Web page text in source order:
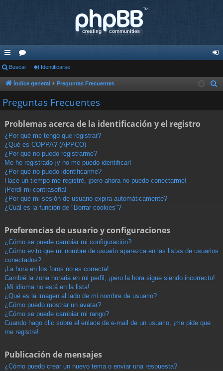
nl
ac
es
pi
do
s
or
os nti
Buscar Identificarse
Índice general Preguntas Frecuentes
Preguntas Frecuentes
Problemas acerca de la identificación y el registro
¿Por qué me tengo que registrar?
¿Qué es COPPA? (APPCO)
¿Por qué no puedo registrarme?
Me he registrado ¡y no me puedo identificar!
¿Por qué no puedo identificarme?
Hace un tiempo me registré, ¡pero ahora no puedo conectarme!
¡Perdí mi contraseña!
¿Por qué mi sesión de usuario expira automáticamente?
¿Cuál es la función de "Borrar cookies"?
Preferencias de usuario y configuraciones
¿Cómo se puede cambiar mi configuración?
¿Cómo evito que mi nombre de usuario aparezca en las listas de usuarios
conectados?
¡La hora en los foros no es correcta!
Cambié la zona horaria en mi perfil, ¡pero la hora sigue siendo incorrecto!
¡Mi idioma no está en la lista!
¿Qué es la imagen al lado de mi nombre de usuario?
¿Cómo puedo mostrar un avatar?
¿Cómo se puede cambiar mi rango?
Cuando hago clic sobre el enlace de e-mail de un usuario, ¡me pide que
me registre!
Publicación de mensajes
¿Cómo puedo crear un nuevo tema o enviar una respuesta?